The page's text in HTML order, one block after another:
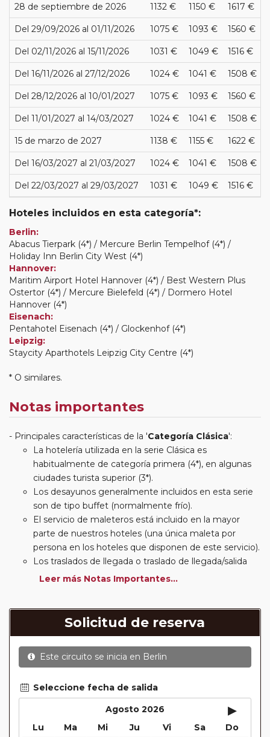
28 de septiembre de 2026 1132 € 1150 € 1617 €
Del 29/09/2026 al 01/11/2026 1075 € 1093 € 1560 €
Del 02/11/2026 al 15/11/2026 1031 € 1049 € 1516 €
Del 16/11/2026 al 27/12/2026 1024 € 1041 € 1508 €
Del 28/12/2026 al 10/01/2027 1075 € 1093 € 1560 €
Del 11/01/2027 al 14/03/2027 1024 € 1041 € 1508 €
15 de marzo de 2027 1138 € 1155 € 1622 €
Del 16/03/2027 al 21/03/2027 1024 € 1041 € 1508 €
Del 22/03/2027 al 29/03/2027 1031 € 1049 € 1516 €
Hoteles incluidos en esta categoría*:
Berlin:
Abacus Tierpark (4*) / Mercure Berlin Tempelhof (4*) /
Holiday Inn Berlin City West (4*)
Hannover:
Maritim Airport Hotel Hannover (4*) / Best Western Plus
Ostertor (4*) / Mercure Bielefeld (4*) / Dormero Hotel
Hannover (4*)
Eisenach:
Pentahotel Eisenach (4*) / Glockenhof (4*)
Leipzig:
Staycity Aparthotels Leipzig City Centre (4*)
* O similares.
Notas importantes
Principales características de la 'Categoría Clásica':
La hotelería utilizada en la serie Clásica es
habitualmente de categoría primera (4*), en algunas
ciudades turista superior (3*).
Los desayunos generalmente incluidos en esta serie
son de tipo buffet (normalmente frío).
El servicio de maleteros está incluido en la mayor
parte de nuestros hoteles (una única maleta por
persona en los hoteles que disponen de este servicio).
Los traslados de llegada o traslado de llegada/salida
estarán incluidos según itinerario.
suplemento de media pensión (incluirá un número de
almuerzos o cenas señalado en su itinerario).
En muchos itinerarios le incluimos algunas cenas. En
circuitos clásicos Europeos normalmente las entradas
mientras que en viajes regionales y otros viajes
incluimos muchas de las entradas. En todos los
circuitos incluimos visitas con guías locales en las
principales ciudades, en muchos incluimos diferentes
Leer más Notas Importantes...
Solicitud de reserva
Este circuito se inicia en Berlin
Seleccione fecha de salida
Agosto 2026
▸
Lu Ma Mi Ju Vi Sa Do